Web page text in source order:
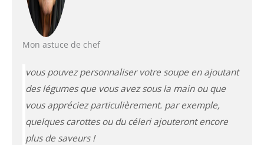
Mon astuce de chef
vous pouvez personnaliser votre soupe en ajoutant
des légumes que vous avez sous la main ou que
vous appréciez particulièrement. par exemple,
quelques carottes ou du céleri ajouteront encore
plus de saveurs !